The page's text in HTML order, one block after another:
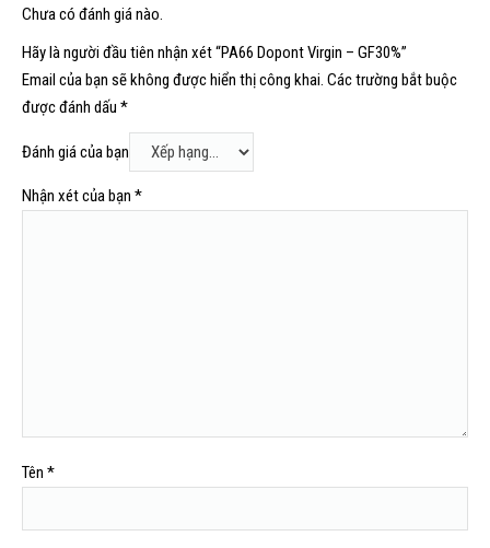
Chưa có đánh giá nào.
Hãy là người đầu tiên nhận xét “PA66 Dopont Virgin – GF30%”
Email của bạn sẽ không được hiển thị công khai. Các trường bắt buộc
được đánh dấu *
Đánh giá của bạn
Nhận xét của bạn *
Tên *